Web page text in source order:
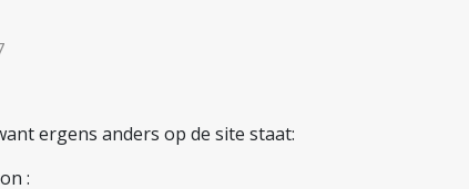
ergens anders op de site staat:
: